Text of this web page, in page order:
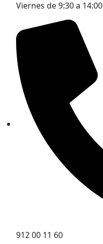
Viernes de 9:30 a 14:00
912 00 11 60